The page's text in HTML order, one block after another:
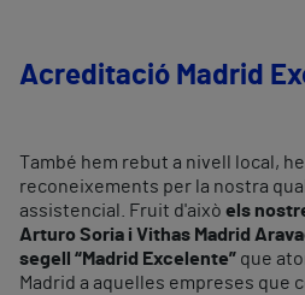
Acreditació Madrid
També hem rebut a nivell local,
reconeixements per la nostra
assistencial. Fruit d'això els
Arturo Soria i Vithas Madrid
segell “Madrid Excelente” que
Madrid a aquelles empreses que